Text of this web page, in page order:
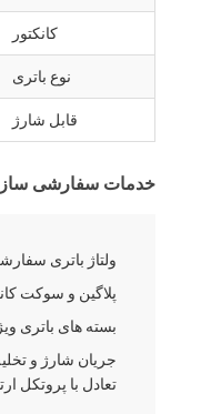
کنترل کیفیت
پرونده ها
کانکتور
نوع باتری
قابل شارژ
خدمات سفارشی
ولتاژ باتری
پلاگین و سوکت
بسته های باتری
تعادل با پروتکل